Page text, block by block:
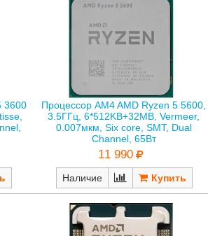
3600
Процессор AM4 AMD Ryzen 5 5600,
3.5ГГц, 6*512KB+32MB, Vermeer,
0.007мкм, Six core, SMT, Dual
Channel, 65Вт
11 990
Наличие